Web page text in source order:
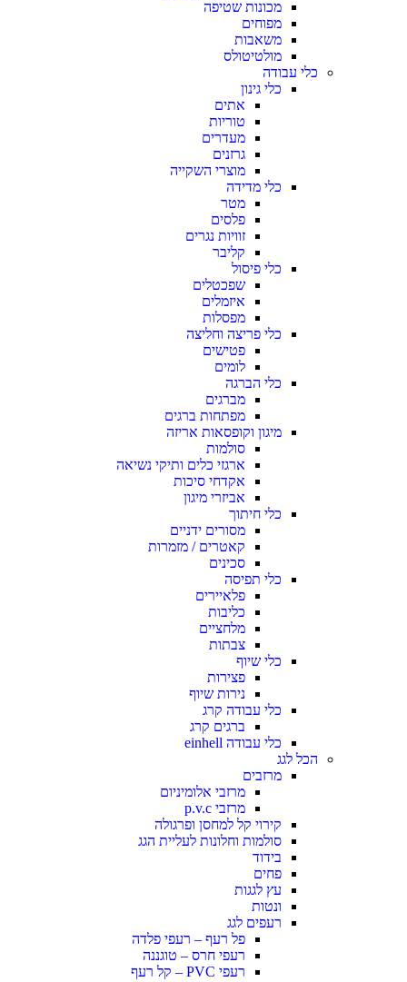
מכונות שטיפה
מפוחים
משאבות
מולטיטולס
כלי עבודה
כלי גינון
אתים
טוריות
מעדרים
גרזנים
מוצרי השקייה
כלי מדידה
מטר
פלסים
זוויות נגרים
קליבר
כלי פיסול
שפכטלים
איזמלים
מפסלות
כלי פריצה וחליצה
פטישים
לומים
כלי הברגה
מברגים
מפתחות ברגים
מיגון וקופסאות אריזה
סולמות
ארגזי כלים ותיקי נשיאה
אקדחי סיכות
אביזרי מיגון
כלי חיתוך
מסורים ידניים
קאטרים / מזמרות
סכינים
כלי תפיסה
פלאיירים
כליבות
מלחציים
צבתות
כלי שיוף
פצירות
נירות שיוף
כלי עבודה קרג
ברגים קרג
כלי עבודה einhell
הכל לגג
מרזבים
מרזבי אלומיניום
מרזבי p.v.c
קירוי קל למחסן ופרגולה
סולמות וחלונות לעליית הגג
בידוד
פחים
עץ לגגות
ונטות
רעפים לגג
פל רעף – רעפי פלדה
רעפי חרס – טוגננה
רעפי PVC – קל רעף